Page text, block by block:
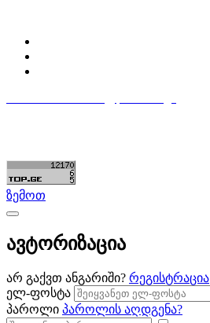
ზემოთ
ავტორიზაცია
არ გაქვთ ანგარიში? რეგისტრაცია
ელ-ფოსტა
პაროლი პაროლის აღდგენა?